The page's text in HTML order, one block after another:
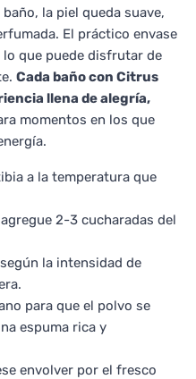
la piel queda suave,
El práctico envase
que puede disfrutar de
Cada baño con Citrus
llena de alegría,
momentos en los que
a la temperatura que
2-3 cucharadas del
la intensidad de
para que el polvo se
espuma rica y
envolver por el fresco